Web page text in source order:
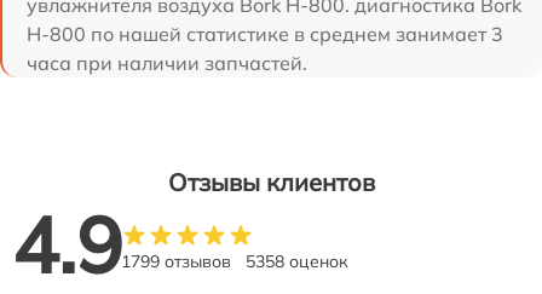
H-800 по нашей статистике в среднем занимает 3
часа при наличии запчастей.
Отзывы клиентов
4.91799 отзывов 5358 оценок